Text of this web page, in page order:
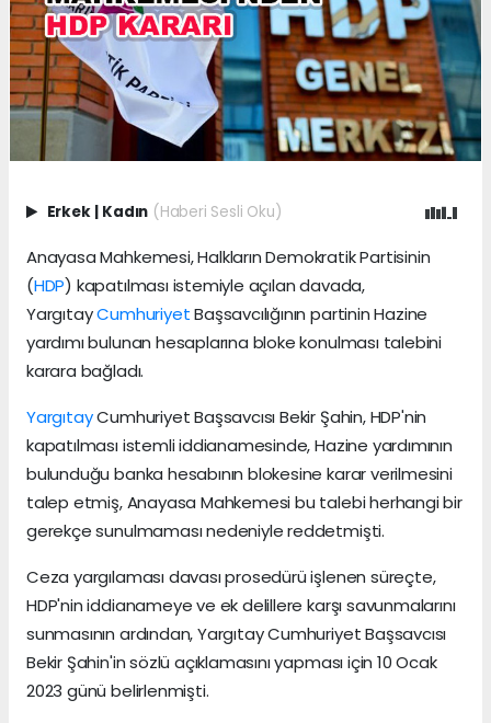
Erkek | Kadın (Haberi Sesli Oku)
Anayasa Mahkemesi, Halkların Demokratik Partisinin
(HDP) kapatılması istemiyle açılan davada,
YargıtayCumhuriyetBaşsavcılığının partinin Hazine
yardımı bulunan hesaplarına bloke konulması talebini
karara bağladı.
YargıtayCumhuriyet Başsavcısı Bekir Şahin, HDP'nin
kapatılması istemli iddianamesinde, Hazine yardımının
bulunduğu banka hesabının blokesine karar verilmesini
talep etmiş, Anayasa Mahkemesi bu talebi herhangi bir
gerekçe sunulmaması nedeniyle reddetmişti.
Ceza yargılaması davası prosedürü işlenen süreçte,
HDP'nin iddianameye ve ek delillere karşı savunmalarını
sunmasının ardından, Yargıtay Cumhuriyet Başsavcısı
Bekir Şahin'in sözlü açıklamasını yapması için 10 Ocak
2023 günü belirlenmişti.